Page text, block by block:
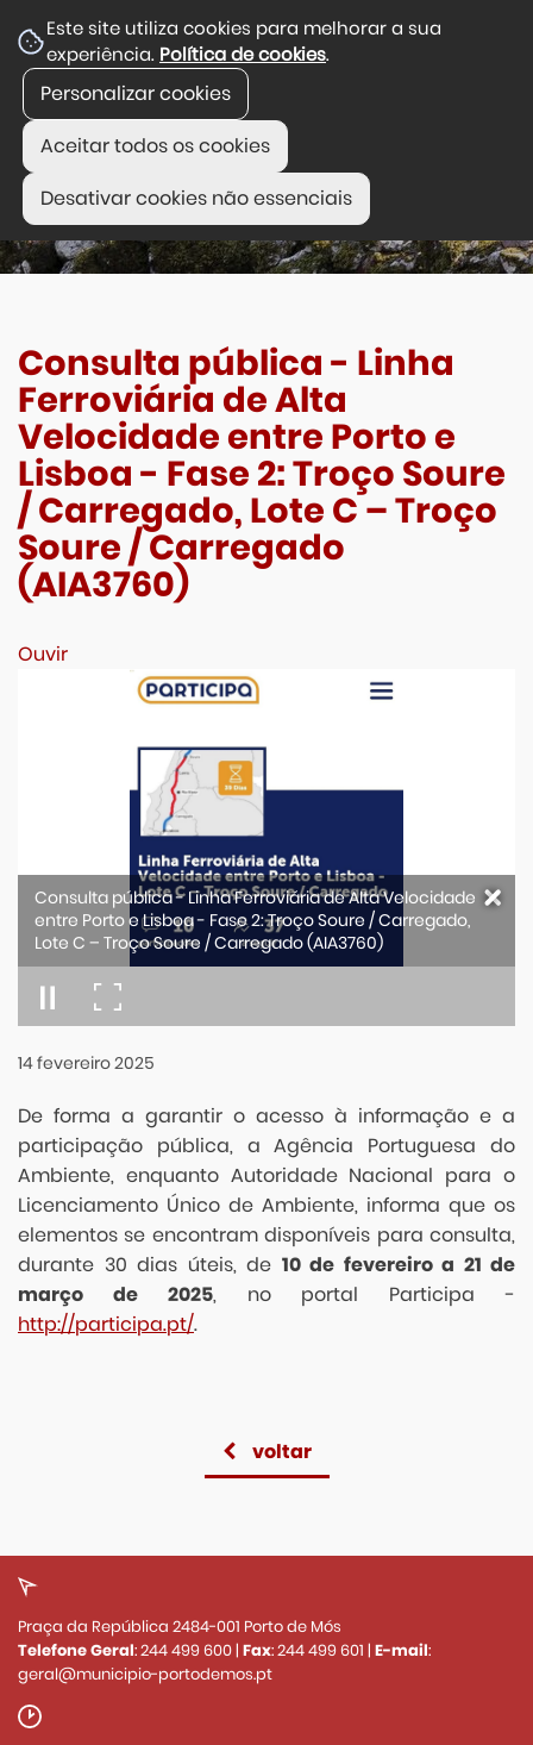
Este site utiliza cookies para melhorar a sua
experiência. Política de cookies.
Personalizar cookies
Aceitar todos os cookies
Desativar cookies não essenciais
Consulta pública - Linha
Ferroviária de Alta
Velocidade entre Porto e
Lisboa - Fase 2: Troço Soure
/ Carregado, Lote C – Troço
Soure / Carregado
(AIA3760)
Ouvir
Consulta pública - Linha Ferroviária de Alta Velocidade
entre Porto e Lisboa - Fase 2: Troço Soure / Carregado,
Lote C – Troço Soure / Carregado (AIA3760)
14fevereiro2025
De forma a garantir o acesso à informação e a
participação pública, a Agência Portuguesa do
Ambiente, enquanto Autoridade Nacional para o
Licenciamento Único de Ambiente, informa que os
elementos se encontram disponíveis para consulta,
durante 30 dias úteis, de 10 de fevereiro a 21 de
março de 2025, no portal Participa -
http://participa.pt/.
voltar
Praça da República 2484-001 Porto de Mós
Telefone Geral:244 499 600| Fax:244 499 601 | E-mail:
geral@municipio-portodemos.pt